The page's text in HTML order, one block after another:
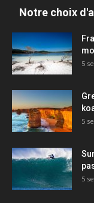
Notre choix
5
5
5